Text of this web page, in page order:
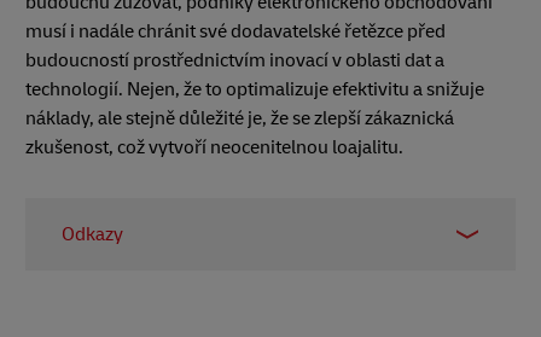
musí i nadále chránit své dodavatelské řetězce před
budoucností prostřednictvím inovací v oblasti dat a
technologií. Nejen, že to optimalizuje efektivitu a snižuje
náklady, ale stejně důležité je, že se zlepší zákaznická
zkušenost, což vytvoří neocenitelnou loajalitu.
Odkazy